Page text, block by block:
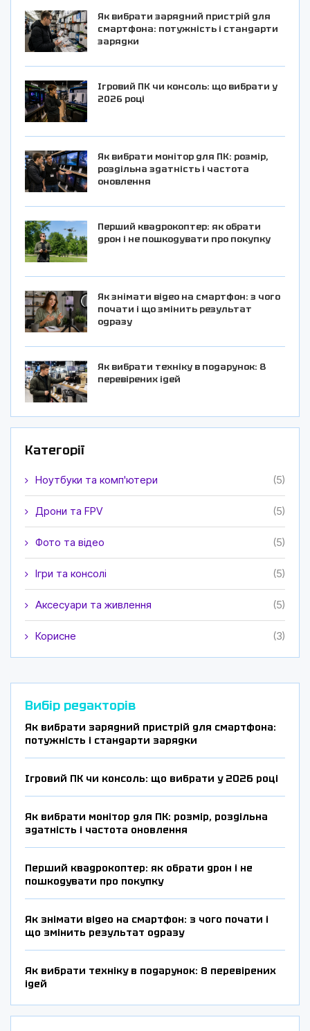
Як вибрати зарядний пристрій для
смартфона: потужність і стандарти
зарядки
Ігровий ПК чи консоль: що вибрати у
2026 році
Як вибрати монітор для ПК: розмір,
роздільна здатність і частота
оновлення
Перший квадрокоптер: як обрати
дрон і не пошкодувати про покупку
Як знімати відео на смартфон: з чого
почати і що змінить результат
одразу
Як вибрати техніку в подарунок: 8
перевірених ідей
Категорії
Ноутбуки та комп'ютери (5)
Дрони та FPV (5)
Фото та відео (5)
Ігри та консолі (5)
Аксесуари та живлення (5)
Корисне (3)
Вибір редакторів
Як вибрати зарядний пристрій для смартфона:
потужність і стандарти зарядки
Ігровий ПК чи консоль: що вибрати у 2026 році
Як вибрати монітор для ПК: розмір, роздільна
здатність і частота оновлення
Перший квадрокоптер: як обрати дрон і не
пошкодувати про покупку
Як знімати відео на смартфон: з чого почати і
що змінить результат одразу
Як вибрати техніку в подарунок: 8 перевірених
ідей